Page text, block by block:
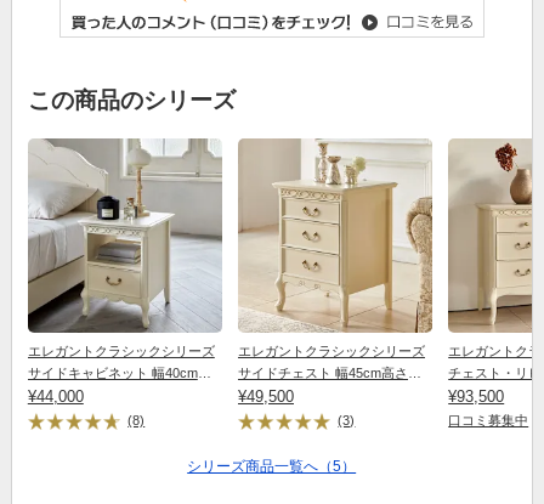
この商品のシリーズ
エレガントクラシックシリーズ
サイドキャビネット 幅40cm高
さ50cm
¥44,000
(8)
エレガントクラシックシリーズ
サイドチェスト 幅45cm高さ
60cm
¥49,500
(3)
エレガントク
チェスト・リ
85cm高さ72cm
¥93,500
口コミ募集中
シリーズ商品一覧へ（5）